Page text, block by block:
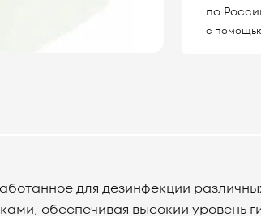
по
с
для дезинфекции
обеспечивая высокий уровень